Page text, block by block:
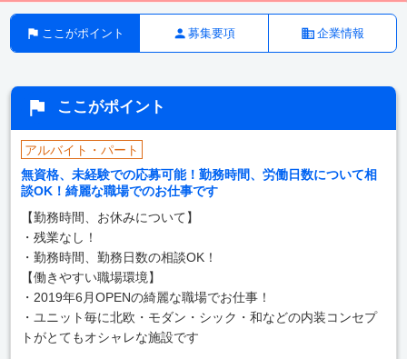
ここがポイント 募集要項 企業情報
ここがポイント
アルバイト・パート
無資格、未経験での応募可能！勤務時間、労働日数について相
談OK！綺麗な職場でのお仕事です
【勤務時間、お休みについて】
・残業なし！
・勤務時間、勤務日数の相談OK！
【働きやすい職場環境】
・2019年6月OPENの綺麗な職場でお仕事！
・ユニット毎に北欧・モダン・シック・和などの内装コンセプ
トがとてもオシャレな施設です